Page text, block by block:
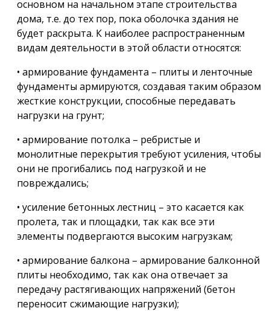
основном на начальном этапе строительства
дома, т.е. до тех пор, пока оболочка здания не
будет раскрыта. К наиболее распространенным
видам деятельности в этой области относятся:
• армирование фундамента – плиты и ленточные
фундаменты армируются, создавая таким образом
жесткие конструкции, способные передавать
нагрузки на грунт;
• армирование потолка – ребристые и
монолитные перекрытия требуют усиления, чтобы
они не прогибались под нагрузкой и не
повреждались;
• усиление бетонных лестниц – это касается как
пролета, так и площадки, так как все эти
элементы подвергаются высоким нагрузкам;
• армирование балкона – армирование балконной
плиты необходимо, так как она отвечает за
передачу растягивающих напряжений (бетон
переносит сжимающие нагрузки);